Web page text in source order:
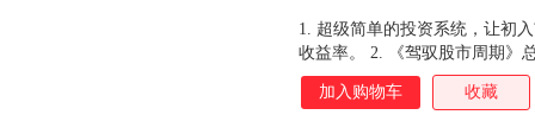
1. 超级简单的投资系统，让初
收益率。 2. 《驾驭股市周期》
者伯顿 G. 马尔基尔、英大证
创始人、首席研究员艾经纬、
加入购物车 收藏